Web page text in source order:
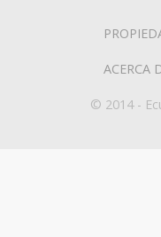
ACERCA
© 2014 -